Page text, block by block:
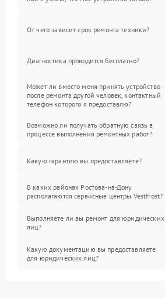
От чего зависит срок ремонта техники?
Диагностика проводится бесплатно?
Может ли вместо меня принять устройство
после ремонта другой человек, контактный
телефон которого я предоставлю?
Возможно ли получать обратную связь в
процессе выполнения ремонтных работ?
Какую гарантию вы предоставляете?
В каких районах Ростова-на-Дону
располагаются сервисные центры Vestfrost?
Выполняете ли вы ремонт для юридических
лиц?
Какую документацию вы предоставляете
для юридических лиц?